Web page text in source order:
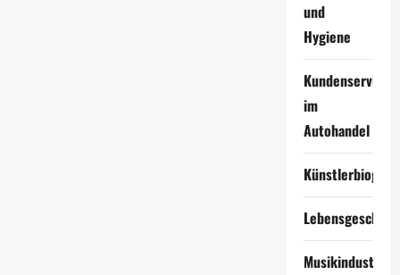
und
Hygiene
Kundenservice
im
Autohandel
Musikindustrie